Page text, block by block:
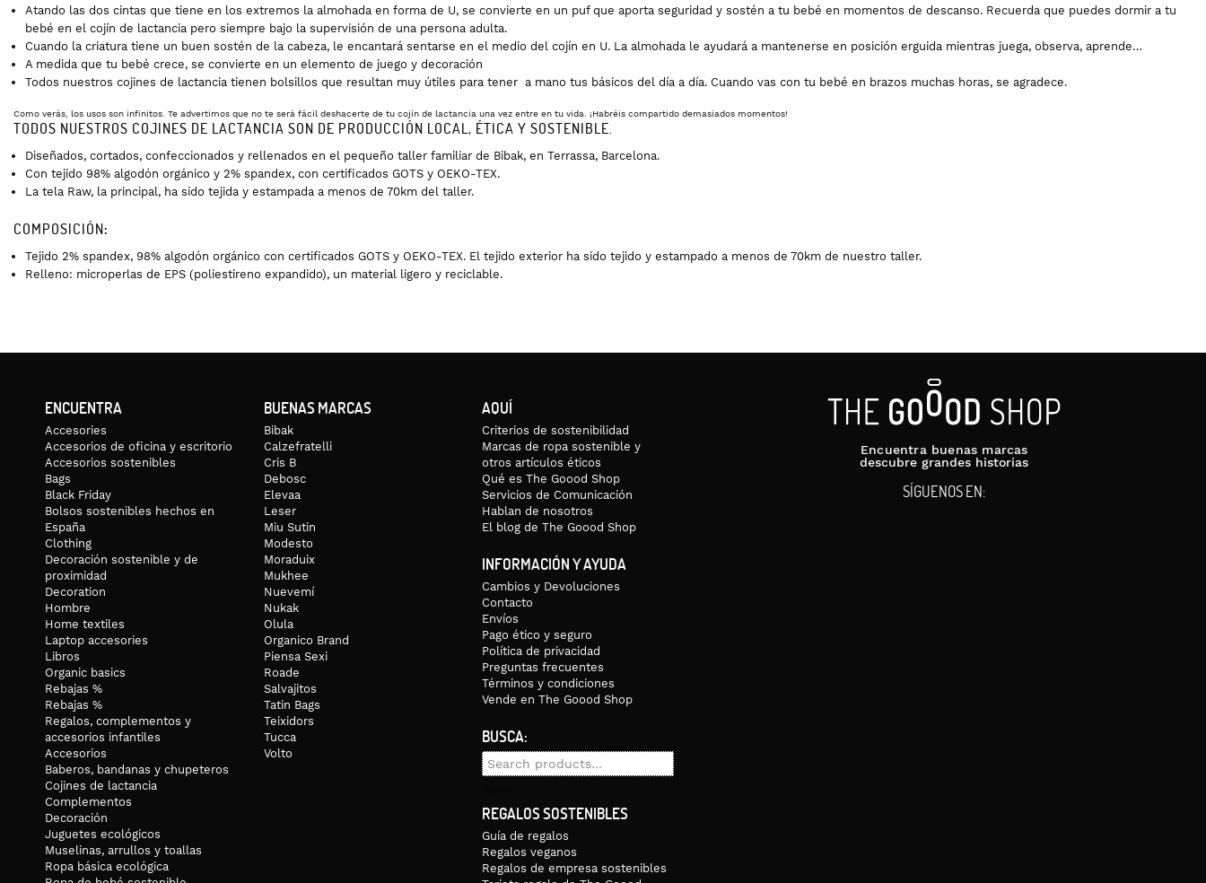
Atando las dos cintas que tiene en los extremos la almohada en forma de U, se convierte en un puf que aporta seguridad y sostén a tu bebé en momentos de descanso. Recuerda que puedes dormir a tu
bebé en el cojín de lactancia pero siempre bajo la supervisión de una persona adulta.
Cuando la criatura tiene un buen sostén de la cabeza, le encantará sentarse en el medio del cojín en U. La almohada le ayudará a mantenerse en posición erguida mientras juega, observa, aprende…
A medida que tu bebé crece, se convierte en un elemento de juego y decoración
Todos nuestros cojines de lactancia tienen bolsillos que resultan muy útiles para tener a mano tus básicos del día a día. Cuando vas con tu bebé en brazos muchas horas, se agradece.
Como verás, los usos son infinitos. Te advertimos que no te será fácil deshacerte de tu cojín de lactancia una vez entre en tu vida. ¡Habréis compartido demasiados momentos!
TODOS NUESTROS COJINES DE LACTANCIA SON DE PRODUCCIÓN LOCAL, ÉTICA Y SOSTENIBLE.
Diseñados, cortados, confeccionados y rellenados en el pequeño taller familiar de Bibak, en Terrassa, Barcelona.
Con tejido 98% algodón orgánico y 2% spandex, con certificados GOTS y OEKO-TEX.
La tela Raw, la principal, ha sido tejida y estampada a menos de 70km del taller.
COMPOSICIÓN:
Tejido 2% spandex, 98% algodón orgánico con certificados GOTS y OEKO-TEX. El tejido exterior ha sido tejido y estampado a menos de 70km de nuestro taller.
Relleno: microperlas de EPS (poliestireno expandido), un material ligero y reciclable.
ENCUENTRA
Accesories
Accesorios de oficina y escritorio
Accesorios sostenibles
Bags
Black Friday
Bolsos sostenibles hechos en
España
Clothing
Decoración sostenible y de
proximidad
Decoration
Hombre
Home textiles
Laptop accesories
Libros
Organic basics
Rebajas %
Rebajas %
Regalos, complementos y
accesorios infantiles
Accesorios
Baberos, bandanas y chupeteros
Cojines de lactancia
Complementos
Decoración
Juguetes ecológicos
Muselinas, arrullos y toallas
Ropa básica ecológica
BUENAS MARCAS
Bibak
Calzefratelli
Cris B
Debosc
Elevaa
Leser
Miu Sutin
Modesto
Moraduix
Mukhee
Nuevemí
Nukak
Olula
Organico Brand
Piensa Sexi
Roade
Salvajitos
Tatin Bags
Teixidors
Tucca
Volto
AQUÍ
Criterios de sostenibilidad
Marcas de ropa sostenible y
otros artículos éticos
Qué es The Goood Shop
Servicios de Comunicación
Hablan de nosotros
El blog de The Goood Shop
INFORMACIÓN Y AYUDA
Cambios y Devoluciones
Contacto
Envíos
Pago ético y seguro
Política de privacidad
Preguntas frecuentes
Términos y condiciones
Vende en The Goood Shop
BUSCA:
Search
REGALOS SOSTENIBLES
Guía de regalos
Regalos veganos
Regalos de empresa sostenibles
Encuentra buenas marcas
descubre grandes historias
SÍGUENOS EN: